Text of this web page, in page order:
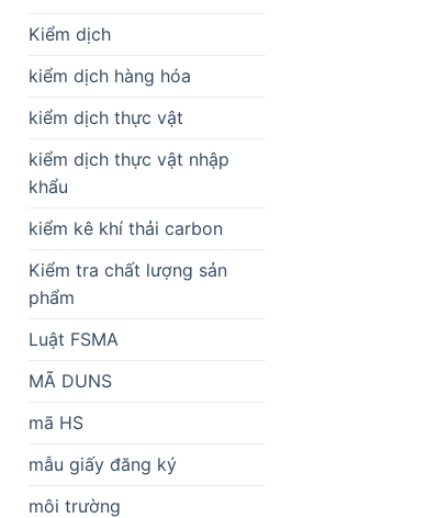
Kiểm dịch
kiểm dịch hàng hóa
kiểm dịch thực vật
kiểm dịch thực vật nhập
khẩu
kiểm kê khí thải carbon
Kiểm tra chất lượng sản
phẩm
Luật FSMA
MÃ DUNS
mã HS
mẫu giấy đăng ký
môi trường